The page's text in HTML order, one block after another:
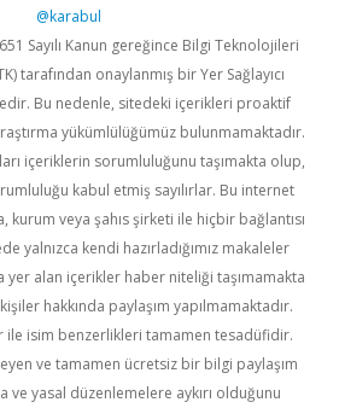
@karabul
Sayılı Kanun gereğince Bilgi Teknolojileri
tarafından onaylanmış bir Yer Sağlayıcı
Bu nedenle, sitedeki içerikleri proaktif
yükümlülüğümüz bulunmamaktadır.
içeriklerin sorumluluğunu taşımakta olup,
kabul etmiş sayılırlar. Bu internet
veya şahıs şirketi ile hiçbir bağlantısı
yalnızca kendi hazırladığımız makaleler
yer alan içerikler haber niteliği taşımamakta
hakkında paylaşım yapılmamaktadır.
ile isim benzerlikleri tamamen tesadüfidir.
ve tamamen ücretsiz bir bilgi paylaşım
ve yasal düzenlemelere aykırı olduğunu